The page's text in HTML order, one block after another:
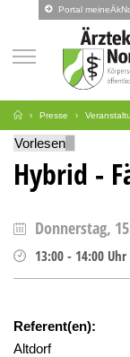
Portal
Presse
Vorlesen
Hybrid -
Donnerstag,
13:00 - 14:00 Uhr
Referent(en):
Altdorf